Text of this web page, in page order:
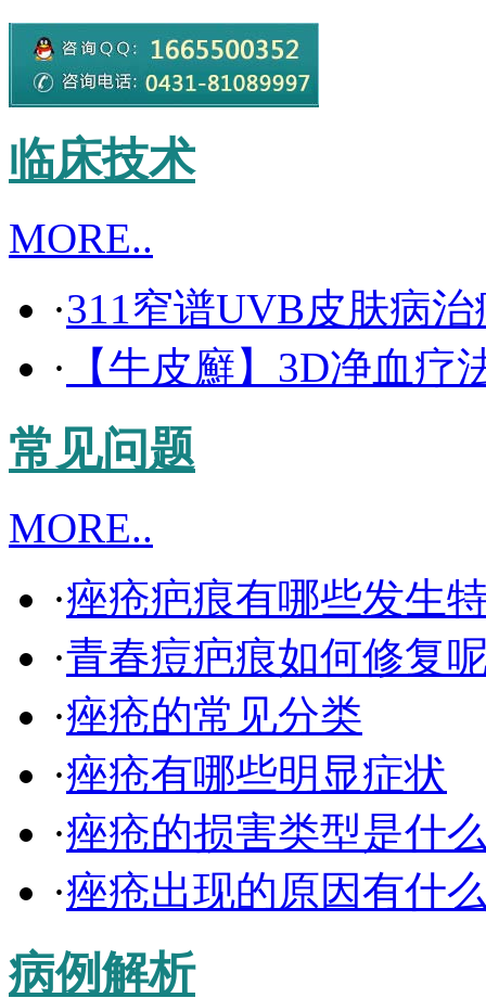
临床技术
MORE..
·311窄谱UVB皮肤病治
· 【牛皮廯】3D净血疗
常见问题
MORE..
·痤疮疤痕有哪些发生
·青春痘疤痕如何修复
·痤疮的常见分类
·痤疮有哪些明显症状
·痤疮的损害类型是什
·痤疮出现的原因有什
病例解析